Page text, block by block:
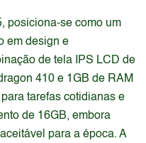
posiciona-se como um
em design e
de tela IPS LCD de
410 e 1GB de RAM
tarefas cotidianas e
de 16GB, embora
para a época. A